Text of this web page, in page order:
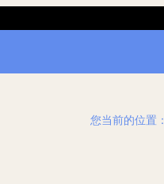
您当前的位置：